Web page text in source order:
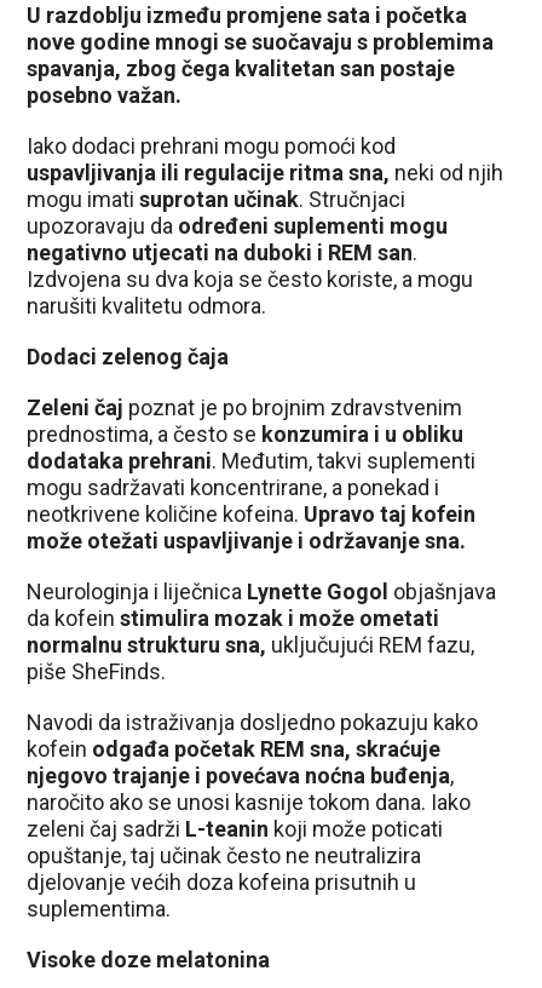
U razdoblju između promjene sata i početka
nove godine mnogi se suočavaju s problemima
spavanja, zbog čega kvalitetan san postaje
posebno važan.
Iako dodaci prehrani mogu pomoći kod
uspavljivanja ili regulacije ritma sna, neki od njih
mogu imatisuprotan učinak. Stručnjaci
upozoravaju da određeni suplementi mogu
negativno utjecati na duboki i REM san.
Izdvojena su dva koja se često koriste, a mogu
narušiti kvalitetu odmora.
Dodaci zelenog čaja
Zeleni čaj poznat je po brojnim zdravstvenim
prednostima, a često se konzumira i u obliku
dodataka prehrani. Međutim, takvi suplementi
mogu sadržavati koncentrirane, a ponekad i
neotkrivene količine kofeina. Upravo taj kofein
može otežati uspavljivanje i održavanje sna.
Neurologinja i liječnica Lynette Gogol objašnjava
da kofeinstimulira mozak i može ometati
normalnu strukturu sna, uključujući REM fazu,
piše SheFinds.
Navodi da istraživanja dosljedno pokazuju kako
kofein odgađa početak REM sna, skraćuje
njegovo trajanje i povećava noćna buđenja,
naročito ako se unosi kasnije tokom dana. Iako
zeleni čaj sadrži L-teanin koji može poticati
opuštanje, taj učinak često ne neutralizira
djelovanje većih doza kofeina prisutnih u
suplementima.
Visoke doze melatonina